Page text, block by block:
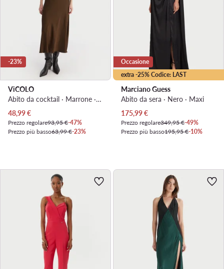
-23%
ViCOLO
Abito da cocktail · Marrone · Midi
Prezzo attuale
48,99€
Prezzo regolare93,95 €-47%
Prezzo più basso63,99 €-23%
extra -25% Codice: LAST
Occasione
Marciano Guess
Abito da sera · Nero · Maxi
Prezzo attuale
175,99€
Prezzo regolare349,95 €-49%
Prezzo più basso195,95 €-10%